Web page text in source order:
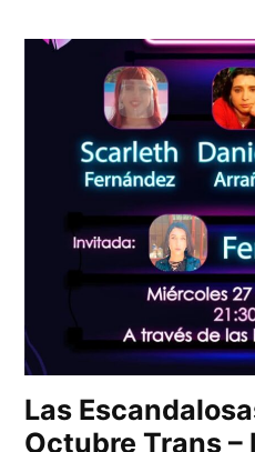
Las
Octubre Trans –